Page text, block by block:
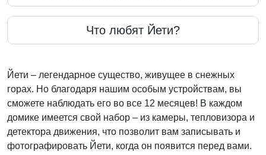
Что любят Йети?
Йети – легендарное существо, живущее в снежных
горах. Но благодаря нашим особым устройствам, вы
сможете наблюдать его во все 12 месяцев! В каждом
домике имеется свой набор – из камеры, тепловизора и
детектора движения, что позволит вам записывать и
фотографировать Йети, когда он появится перед вами.